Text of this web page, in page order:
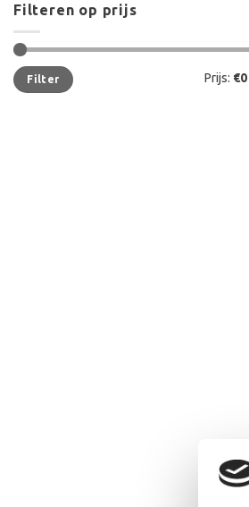
Filteren op prijs
Min.
prijs
Max.
prijsFilter Prijs: €0